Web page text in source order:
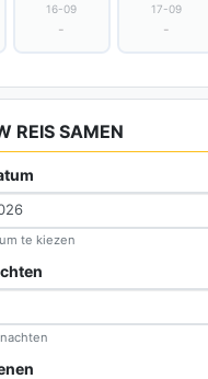
16-09
-
17-09
-
REIS SAMEN
te kiezen